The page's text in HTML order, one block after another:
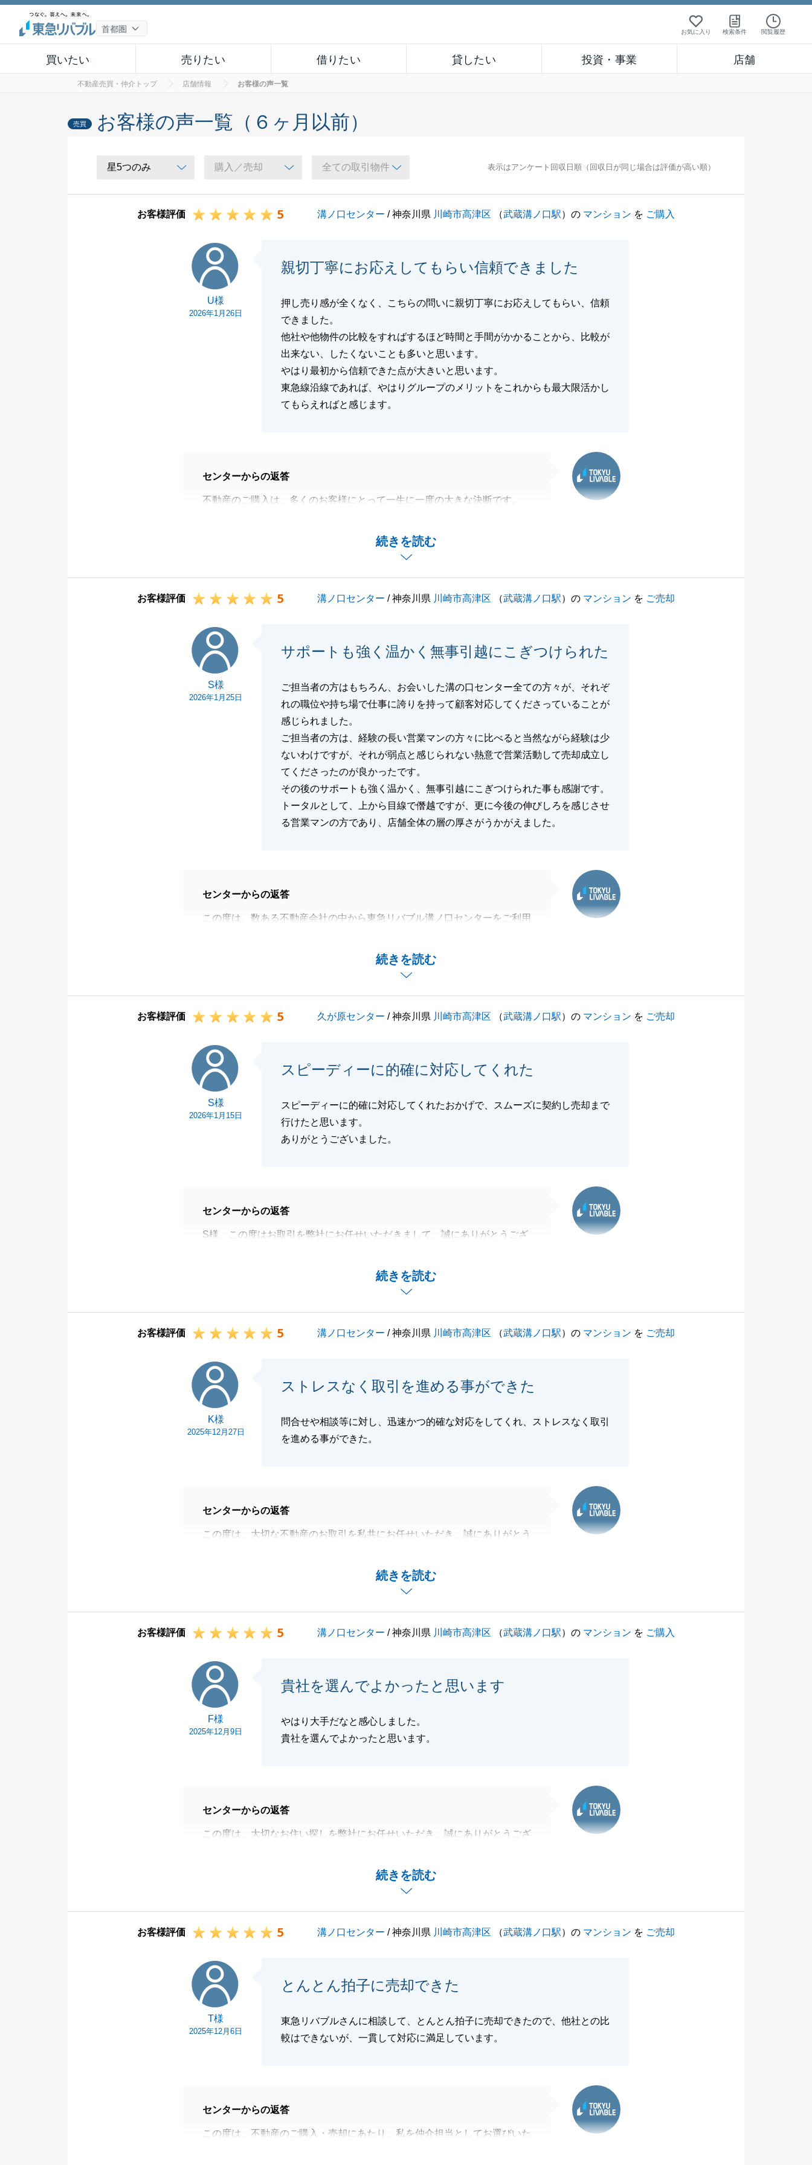
お気に入り 検索条件 閲覧履歴
買いたい 売りたい 借りたい 貸したい 投資・事業 店舗
不動産売買・仲介トップ 店舗情報 お客様の声一覧
売買 お客様の声一覧（６ヶ月以前）
表示はアンケート回収日順（回収日が同じ場合は評価が高い順）
お客様評価 5 溝ノ口センター / 神奈川県 川崎市高津区 （武蔵溝ノ口駅）の マンション を ご購入
U様
2026年1月26日
親切丁寧にお応えしてもらい信頼できました
押し売り感が全くなく、こちらの問いに親切丁寧にお応えしてもらい、信頼
できました。
他社や他物件の比較をすればするほど時間と手間がかかることから、比較が
出来ない、したくないことも多いと思います。
やはり最初から信頼できた点が大きいと思います。
東急線沿線であれば、やはりグループのメリットをこれからも最大限活かし
てもらえればと感じます。
続きを読む
センターからの返答
不動産のご購入は、多くのお客様にとって一生に一度の大きな決断です。
なく、お客様と同じ視点に立ち、一つひとつの疑問に誠実にお応えすること
また、東急沿線におけるグループの強みについてもご期待をお寄せいただ
し、物件情報はもちろん、地域に根差した詳細な情報をご提供できることは
当社の誇りです。
今後も、お客様の「納得感」を第一に考え、迷いや不安を安心に変えられる
ようなパートナーであり続けられるよう精進してまいります。
新居での生活が、笑顔の絶えない素晴らしいものとなりますよう心よりお祈
また何かお力になれることがございましたら、いつでもお気軽に溝ノ口セン
ターまでお声がけください。
お客様評価 5 溝ノ口センター / 神奈川県 川崎市高津区 （武蔵溝ノ口駅）の マンション を ご売却
S様
2026年1月25日
サポートも強く温かく無事引越にこぎつけられた
ご担当者の方はもちろん、お会いした溝の口センター全ての方々が、それぞ
れの職位や持ち場で仕事に誇りを持って顧客対応してくださっていることが
感じられました。
ご担当者の方は、経験の長い営業マンの方々に比べると当然ながら経験は少
ないわけですが、それが弱点と感じられない熱意で営業活動して売却成立し
てくださったのが良かったです。
その後のサポートも強く温かく、無事引越にこぎつけられた事も感謝です。
トータルとして、上から目線で僭越ですが、更に今後の伸びしろを感じさせ
る営業マンの方であり、店舗全体の層の厚さがうかがえました。
続きを読む
センターからの返答
この度は、数ある不動産会社の中から東急リバブル溝ノ口センターをご利用
「経験の少なさを熱意でカバーしていた」とのお言葉、私自身にとって何よ
その想いをご売却成立という形でお返しできたこと、そして無事にお引越し
また、私個人だけでなく溝ノ口センター全体への信頼をお寄せいただいたこ
とも、センターメンバー全員の大きな自信となりました。
不動産仲介は、担当者の情熱はもちろん、店舗全体のバックアップ体制が不
可欠です。お客様に「層の厚さ」を感じていただけたことは、私たちが目指
す「組織一丸となった顧客対応」が結実した結果だと自負しております。
いただいた「今後の伸びしろ」という期待を裏切らぬよう、これからも一歩
もお気軽に溝ノ口センターへお立ち寄りください。
閉じる
お客様評価 5 久が原センター / 神奈川県 川崎市高津区 （武蔵溝ノ口駅）の マンション を ご売却
S様
2026年1月15日
スピーディーに的確に対応してくれた
スピーディーに的確に対応してくれたおかげで、スムーズに契約し売却まで
行けたと思います。
ありがとうございました。
続きを読む
センターからの返答
S様、この度はお取引を弊社にお任せいただきまして、誠にありがとうござ
S様のスムーズなご対応のおかげで無事にお取引を完了させてことが出来ま
閉じる
お客様評価 5 溝ノ口センター / 神奈川県 川崎市高津区 （武蔵溝ノ口駅）の マンション を ご売却
K様
2025年12月27日
ストレスなく取引を進める事ができた
問合せや相談等に対し、迅速かつ的確な対応をしてくれ、ストレスなく取引
を進める事ができた。
続きを読む
センターからの返答
この度は、大切な不動産のお取引を私共にお任せいただき、誠にありがとう
非常に光栄なフィードバックをいただきましたこと、重ねて御礼申し上げま
だけるよう、私は「レスポンスの速さ」と「一歩先を読んだ的確な回答」を
今回、お客様とのやり取りの中で、そのこだわりをご実感いただけたのであ
れば、これに勝る喜びはございません。
不動産に関するご相談は、今後も多岐にわたるかと存じますが、いつでも
「東急リバブル溝ノ口センター」が迅速にサポートさせていただきます。ど
んな些細なことでも、またお気軽にご連絡ください。
お客様評価 5 溝ノ口センター / 神奈川県 川崎市高津区 （武蔵溝ノ口駅）の マンション を ご購入
F様
2025年12月9日
貴社を選んでよかったと思います
やはり大手だなと感心しました。
貴社を選んでよかったと思います。
続きを読む
センターからの返答
この度は、大切なお住い探しを弊社にお任せいただき、誠にありがとうござ
また、ありがたいお言葉をいただき、感激しております。
「大手だからこその安心感」を感じていただけたことは、私共にとって大き
いります。
にありがとうございました。
閉じる
お客様評価 5 溝ノ口センター / 神奈川県 川崎市高津区 （武蔵溝ノ口駅）の マンション を ご売却
T様
2025年12月6日
とんとん拍子に売却できた
東急リバブルさんに相談して、とんとん拍子に売却できたので、他社との比
較はできないが、一貫して対応に満足しています。
センターからの返答
この度は、不動産のご購入・売却にあたり、私を仲介担当としてお選びいた